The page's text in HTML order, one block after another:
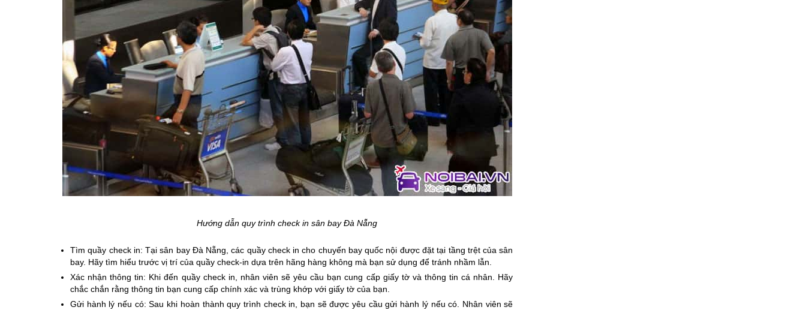
Hướng dẫn quy trình check in sân bay Đà Nẵng
Tìm quầy check in: Tại sân bay Đà Nẵng, các quầy check in cho chuyến bay quốc nội được đặt tại tầng trệt của sân
bay. Hãy tìm hiểu trước vị trí của quầy check-in dựa trên hãng hàng không mà bạn sử dụng để tránh nhầm lẫn.
Xác nhận thông tin: Khi đến quầy check in, nhân viên sẽ yêu cầu bạn cung cấp giấy tờ và thông tin cá nhân. Hãy
chắc chắn rằng thông tin bạn cung cấp chính xác và trùng khớp với giấy tờ của bạn.
Gửi hành lý nếu có: Sau khi hoàn thành quy trình check in, bạn sẽ được yêu cầu gửi hành lý nếu có. Nhân viên sẽ